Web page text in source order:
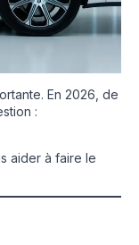
En 2026, de
:
aider à faire le